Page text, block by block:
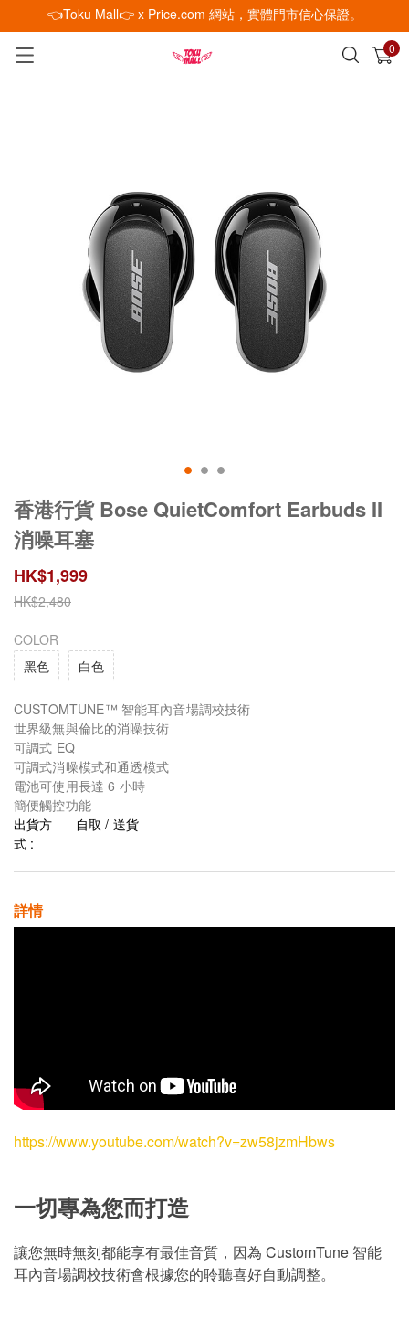
👈Toku Mall👉 x Price.com 網站，實體門市信心保證。
0
已加入購物車 查看
香港行貨 Bose QuietComfort Earbuds II
消噪耳塞
HK$1,999
HK$2,480
COLOR
黑色
白色
CUSTOMTUNE™ 智能耳內音場調校技術
世界級無與倫比的消噪技術
可調式 EQ
可調式消噪模式和通透模式
電池可使用長達 6 小時
簡便觸控功能
出貨方
式 :
自取 / 送貨
詳情
https://www.youtube.com/watch?v=zw58jzmHbws
一切專為您而打造
讓您無時無刻都能享有最佳音質，因為 CustomTune 智能
耳內音場調校技術會根據您的聆聽喜好自動調整。